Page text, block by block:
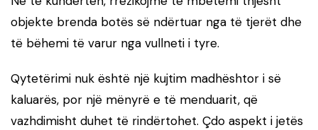
objekte brenda botës së ndërtuar nga të tjerët dhe
të bëhemi të varur nga vullneti i tyre.
Qytetërimi nuk është një kujtim madhështor i së
kaluarës, por një mënyrë e të menduarit, që
vazhdimisht duhet të rindërtohet. Çdo aspekt i jetës